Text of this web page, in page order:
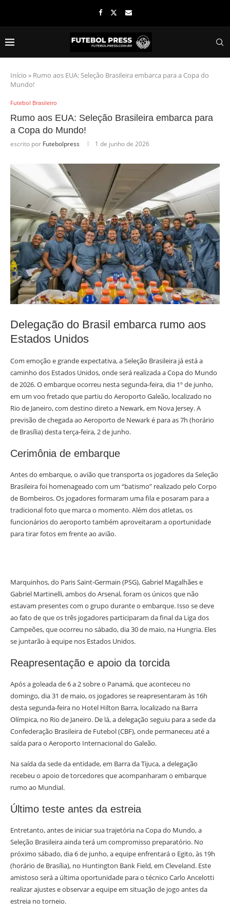
Início » Rumo aos EUA: Seleção Brasileira embarca para a Copa do
Mundo!
Futebol Brasileiro
Rumo aos EUA: Seleção Brasileira embarca para
a Copa do Mundo!
escrito por Futebolpress 1 de junho de 2026
Delegação do Brasil embarca rumo aos
Estados Unidos
Com emoção e grande expectativa, a Seleção Brasileira já está a
caminho dos Estados Unidos, onde será realizada a Copa do Mundo
de 2026. O embarque ocorreu nesta segunda-feira, dia 1º de junho,
em um voo fretado que partiu do Aeroporto Galeão, localizado no
Rio de Janeiro, com destino direto a Newark, em Nova Jersey. A
previsão de chegada ao Aeroporto de Newark é para as 7h (horário
de Brasília) desta terça-feira, 2 de junho.
Cerimônia de embarque
Antes do embarque, o avião que transporta os jogadores da Seleção
Brasileira foi homenageado com um “batismo” realizado pelo Corpo
de Bombeiros. Os jogadores formaram uma fila e posaram para a
tradicional foto que marca o momento. Além dos atletas, os
funcionários do aeroporto também aproveitaram a oportunidade
para tirar fotos em frente ao avião.
Marquinhos, do Paris Saint-Germain (PSG), Gabriel Magalhães e
Gabriel Martinelli, ambos do Arsenal, foram os únicos que não
estavam presentes com o grupo durante o embarque. Isso se deve
ao fato de que os três jogadores participaram da final da Liga dos
Campeões, que ocorreu no sábado, dia 30 de maio, na Hungria. Eles
se juntarão à equipe nos Estados Unidos.
Reapresentação e apoio da torcida
Após a goleada de 6 a 2 sobre o Panamá, que aconteceu no
domingo, dia 31 de maio, os jogadores se reapresentaram às 16h
desta segunda-feira no Hotel Hilton Barra, localizado na Barra
Olímpica, no Rio de Janeiro. De lá, a delegação seguiu para a sede da
Confederação Brasileira de Futebol (CBF), onde permaneceu até a
saída para o Aeroporto Internacional do Galeão.
Na saída da sede da entidade, em Barra da Tijuca, a delegação
recebeu o apoio de torcedores que acompanharam o embarque
rumo ao Mundial.
Último teste antes da estreia
Entretanto, antes de iniciar sua trajetória na Copa do Mundo, a
Seleção Brasileira ainda terá um compromisso preparatório. No
próximo sábado, dia 6 de junho, a equipe enfrentará o Egito, às 19h
(horário de Brasília), no Huntington Bank Field, em Cleveland. Este
amistoso será a última oportunidade para o técnico Carlo Ancelotti
realizar ajustes e observar a equipe em situação de jogo antes da
estreia no torneio.